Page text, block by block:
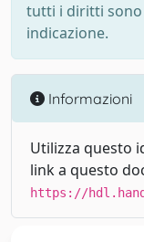
tutti i diritti sono
indicazione.
Informazioni
Utilizza questo
link a questo
https://